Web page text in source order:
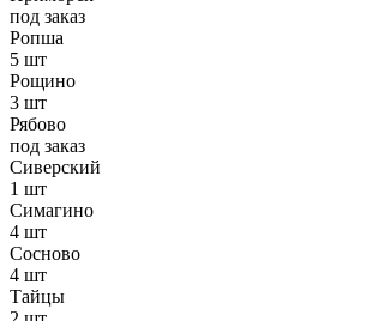
под заказ
Ропша
5 шт
Рощино
3 шт
Рябово
под заказ
Сиверский
1 шт
Симагино
4 шт
Сосново
4 шт
Тайцы